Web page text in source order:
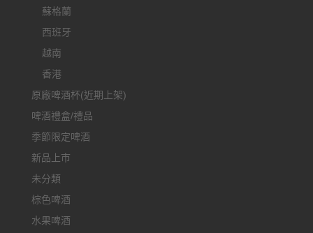
蘇格蘭
西班牙
越南
香港
原廠啤酒杯(近期上架)
啤酒禮盒/禮品
季節限定啤酒
新品上市
未分類
棕色啤酒
水果啤酒